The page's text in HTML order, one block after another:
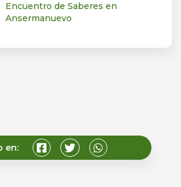
Encuentro de Saberes en
Ansermanuevo
en: